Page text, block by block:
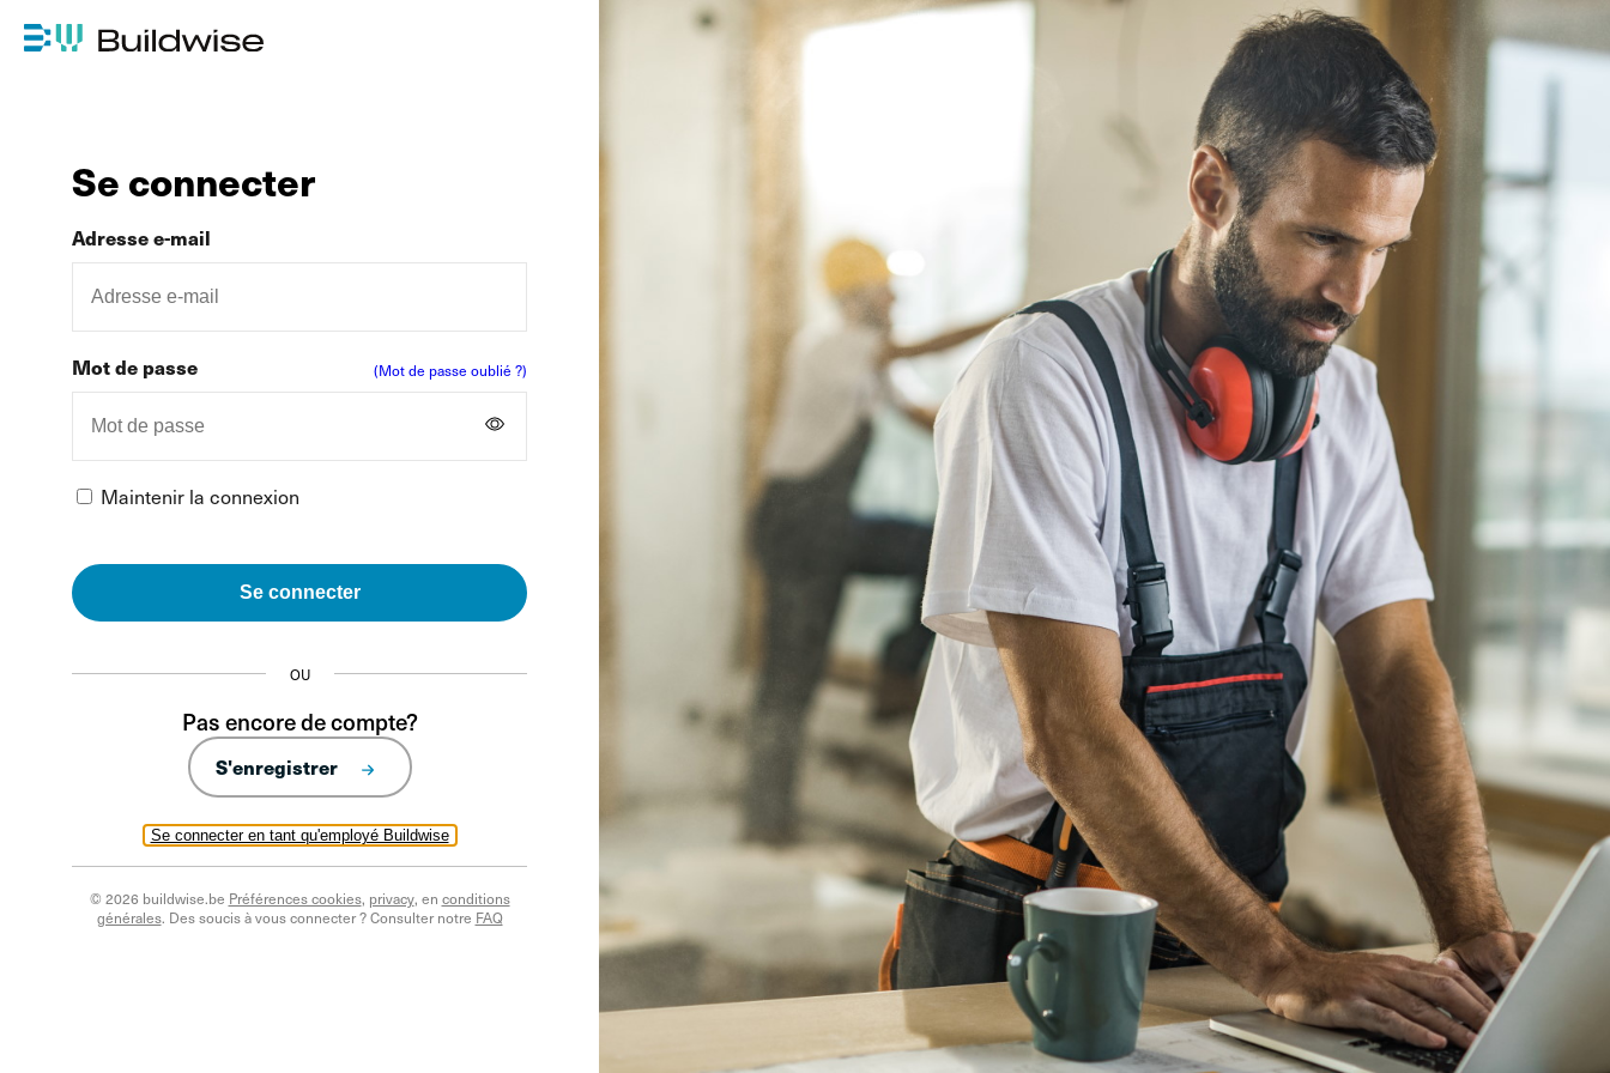
Se connecter
Se connecter en tant qu'employé Buildwise
Adresse e-mail
Mot de passe (Mot de passe oublié ?)
Maintenir la connexion
Se connecter
OU
Pas encore de compte?
S'enregistrer
© 2026 buildwise.be Préférences cookies, privacy, en conditions
générales. Des soucis à vous connecter ? Consulter notre FAQ